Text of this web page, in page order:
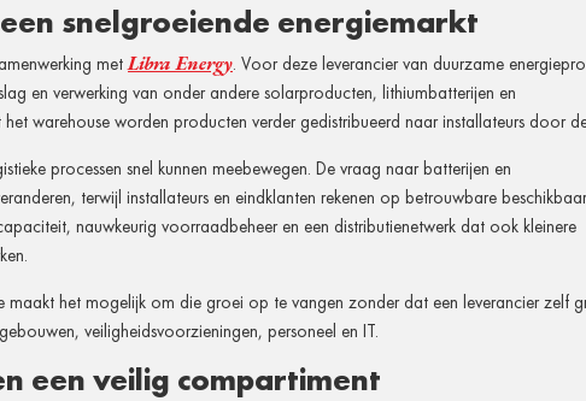
snelgroeiende energiemarkt
metLibra Energy. Voor deze leverancier van duurzame
en verwerking van onder andere solarproducten, lithiumbatterijen en
het warehouse worden producten verder gedistribueerd naar installateurs door
processen snel kunnen meebewegen. De vraag naar batterijen en
terwijl installateurs en eindklanten rekenen op betrouwbare
nauwkeurig voorraadbeheer en een distributienetwerk dat ook kleinere
maakt het mogelijk om die groei op te vangen zonder dat een leverancier zelf
veiligheidsvoorzieningen, personeel en IT.
een veilig compartiment